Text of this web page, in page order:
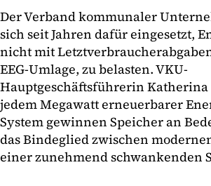
Der Verband kommunaler
sich seit Jahren dafür eingesetzt,
nicht mit
EEG-Umlage, zu belasten. VKU-
Hauptgeschäftsführerin Katherina
jedem Megawatt erneuerbarer
System gewinnen Speicher an
das Bindeglied zwischen
einer zunehmend schwankenden